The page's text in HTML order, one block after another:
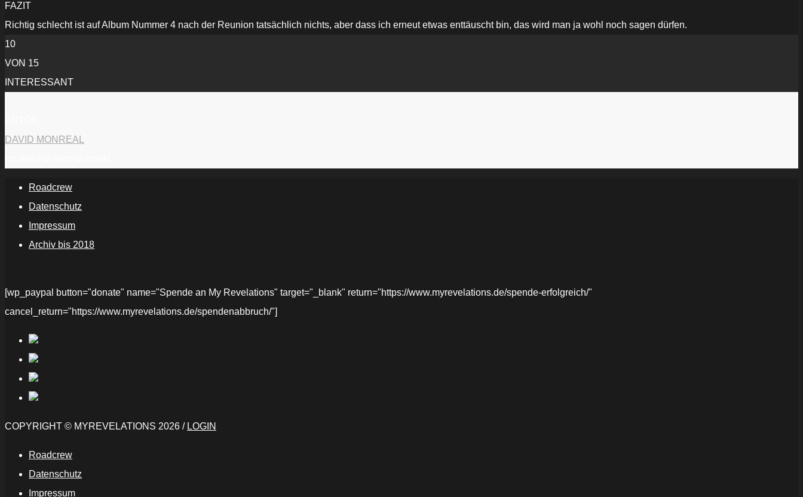
FAZIT
Richtig schlecht ist auf Album Nummer 4 nach der Reunion tatsächlich nichts, aber dass ich erneut etwas enttäuscht bin, das wird man ja wohl noch sagen dürfen.
10
VON 15
INTERESSANT
DAVID MONREAL
Roadcrew
Datenschutz
Impressum
Archiv bis 2018
[wp_paypal button="donate" name="Spende an My Revelations" target="_blank" return="https://www.myrevelations.de/spende-erfolgreich/"
cancel_return="https://www.myrevelations.de/spendenabbruch/"]
COPYRIGHT © MYREVELATIONS 2026 / LOGIN
Roadcrew
Datenschutz
Impressum